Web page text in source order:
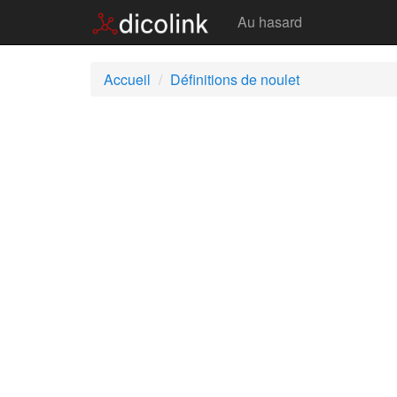
Au hasard
Accueil Définitions de noulet
Noulet